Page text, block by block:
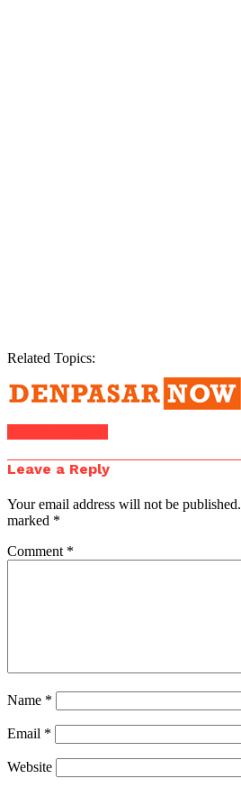
Related Topics:
Leave a Reply
Your email address will not be published.
marked *
Comment *
Name *
Email *
Website